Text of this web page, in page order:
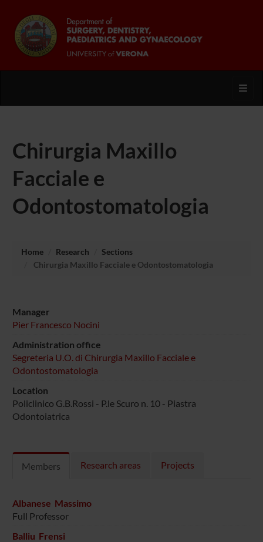
Chirurgia Maxillo
Facciale e
Odontostomatologia
Home Research
Sections
Chirurgia Maxillo Facciale e Odontostomatologia
Manager
Pier Francesco Nocini
Administration office
Segreteria U.O. di Chirurgia Maxillo Facciale e
Odontostomatologia
Location
Policlinico G.B.Rossi - P.le Scuro n. 10 - Piastra
Odontoiatrica
Members Research areas Projects
Albanese Massimo
Full Professor
Balliu Frensi